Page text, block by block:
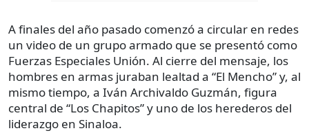
A finales del año pasado comenzó a circular en redes
un video de un grupo armado que se presentó como
Fuerzas Especiales Unión. Al cierre del mensaje, los
hombres en armas juraban lealtad a “El Mencho” y, al
mismo tiempo, a Iván Archivaldo Guzmán, figura
central de “Los Chapitos” y uno de los herederos del
liderazgo en Sinaloa.